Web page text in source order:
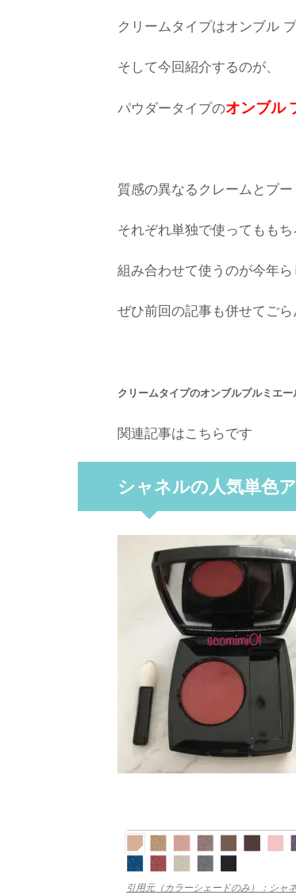
クリームタイプはオンブル
そして今回紹介するのが、
パウダータイプのオンブル
質感の異なるクレームとプー
それぞれ単独で使ってももち
組み合わせて使うのが今年ら
ぜひ前回の記事も併せてごら
クリームタイプのオンブルプルミエ
関連記事はこちらです
シャネルの人気単色
引用元（カラーシェードのみ）：シャ